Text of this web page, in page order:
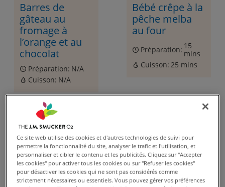
Barres de
gâteau au
fromage à
l’orange et au
chocolat
Préparation: N/A
Cuisson: N/A
Bébé crêpe à la
pêche melba
au four
Préparation: 15
mins
Cuisson: 25 mins
Ce site web utilise des cookies et d'autres technologies de suivi pour
permettre la fonctionnalité du site, analyser le trafic et l'utilisation, et
personnaliser et cibler le contenu et les publicités. Cliquez sur "Accepter
les cookies" pour activer tous les cookies ou sur "Refuser les cookies"
pour désactiver les cookies qui ne sont pas considérés comme
strictement nécessaires ou essentiels. Vous pouvez gérer vos préférences